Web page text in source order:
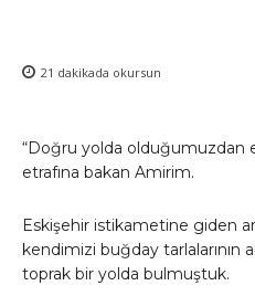
21 dakikada okursun
“Doğru yolda olduğumuzdan
etrafına bakan Amirim.
Eskişehir istikametine giden
kendimizi buğday tarlalarının
toprak bir yolda bulmuştuk.